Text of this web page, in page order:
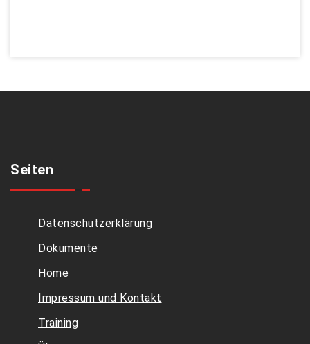
Seiten
Datenschutzerklärung
Dokumente
Home
Impressum und Kontakt
Training